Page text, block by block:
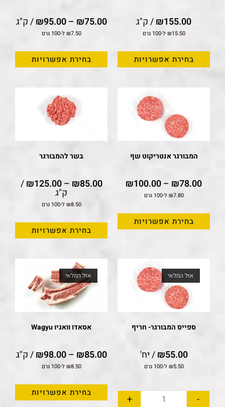
₪155.00 / ק"ג
₪15.50 ל-100 גרם
בחירת אפשרויות
₪75.00
–
₪95.00 / ק"ג
₪7.50 ל-100 גרם
בחירת אפשרויות
המבורגר אנטריקוט שף
₪78.00
–
₪100.00
₪7.80 ל-100 גרם
בחירת אפשרויות
בשר להמבורגר
₪85.00
–
₪125.00
/
ק"ג
₪8.50 ל-100 גרם
בחירת אפשרויות
אזל המלאי
ספייס המבורגר- חריף
₪55.00 / יח'
₪5.50 ל-100 גרם
-
+
אזל המלאי
אסאדו וואגיו Wagyu
₪85.00
–
₪98.00 / ק"ג
₪8.50 ל-100 גרם
בחירת אפשרויות